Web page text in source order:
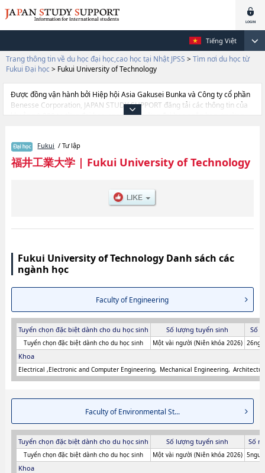
Tiếng Việt
Trang thông tin về du học đại học,cao học tại Nhật JPSS > Tìm nơi du học từ
Fukui Đại học > Fukui University of Technology
Được đồng vận hành bởi Hiệp hội Asia Gakusei Bunka và Công ty cổ phần
Benesse Corporation, JAPAN STUDY SUPPORT đăng tải các thông tin của
khoảng 1.300 trường đại học, cao học, trường đại học ngắn hạn, trường
thông tin cần thiết dành cho du học sinh, như là về các Ngành Faculty of
EngineeringhoặcNgành Faculty of Environmental StudieshoặcNgành
Sports and Health ScienceshoặcNgành Management and Infomation
như số lượng tuyển sinh, số lượng trúng tuyển, cở sở trang thiết bị, hướng
Fukui / Tư lập
福井工業大学| Fukui University of Technology
Fukui University of Technology Danh sách các
ngành học
Faculty of Engineering
Tuyển chọn đặc biệt dành cho du học sinh Số lượng tuyển sinh Số
Tuyển chọn đặc biệt dành cho du học sinh Một vài người (Niên khóa 2026)
Khoa
Electrical ,Electronic and Computer Engineering Mechanical Engineering
Faculty of Environmental St...
Tuyển chọn đặc biệt dành cho du học sinh Số lượng tuyển sinh Số
Tuyển chọn đặc biệt dành cho du học sinh Một vài người (Niên khóa 2026)
Khoa